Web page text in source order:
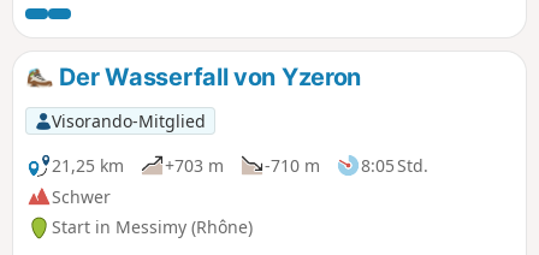
du Py Froid. Schließlich gelangen Sie zum
Staudamm am Garon. Während Ihrer gesamten
Wanderung begleiten Sie herrliche Ausblicke auf
die Mont du Lyonnais und die Metropole Lyon.
Der Wasserfall von Yzeron
Visorando-Mitglied
21,25 km
+703 m -710 m
8:05 Std.
Schwer
Start in Messimy (Rhône)